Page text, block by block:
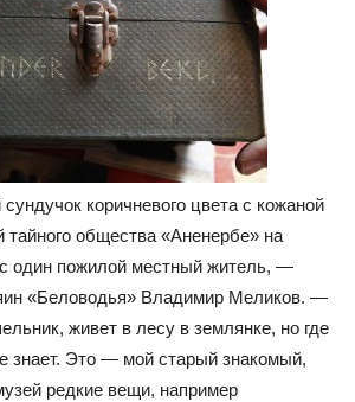
коричневого цвета с кожаной
тайного общества «Аненербе» на
один пожилой местный житель, —
«Беловодья» Владимир Меликов. —
живет в лесу в землянке, но где
знает. Это — мой старый знакомый,
редкие вещи, например